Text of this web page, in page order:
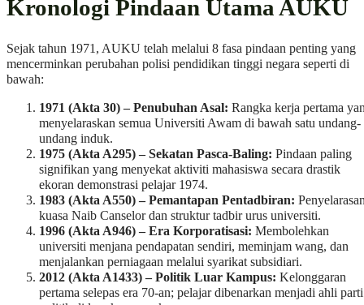
Kronologi Pindaan Utama AUKU
Sejak tahun 1971, AUKU telah melalui 8 fasa pindaan penting yang
mencerminkan perubahan polisi pendidikan tinggi negara seperti di
bawah:
1971 (Akta 30) – Penubuhan Asal: Rangka kerja pertama
menyelaraskan semua Universiti Awam di bawah satu undang-
undang induk.
1975 (Akta A295) – Sekatan Pasca-Baling: Pindaan paling
signifikan yang menyekat aktiviti mahasiswa secara drastik
ekoran demonstrasi pelajar 1974.
1983 (Akta A550) – Pemantapan Pentadbiran:
kuasa Naib Canselor dan struktur tadbir urus universiti.
1996 (Akta A946) – Era Korporatisasi: Membolehkan
universiti menjana pendapatan sendiri, meminjam wang, dan
menjalankan perniagaan melalui syarikat subsidiari.
2012 (Akta A1433) – Politik Luar Kampus: Kelonggaran
pertama selepas era 70-an; pelajar dibenarkan menjadi ahli parti